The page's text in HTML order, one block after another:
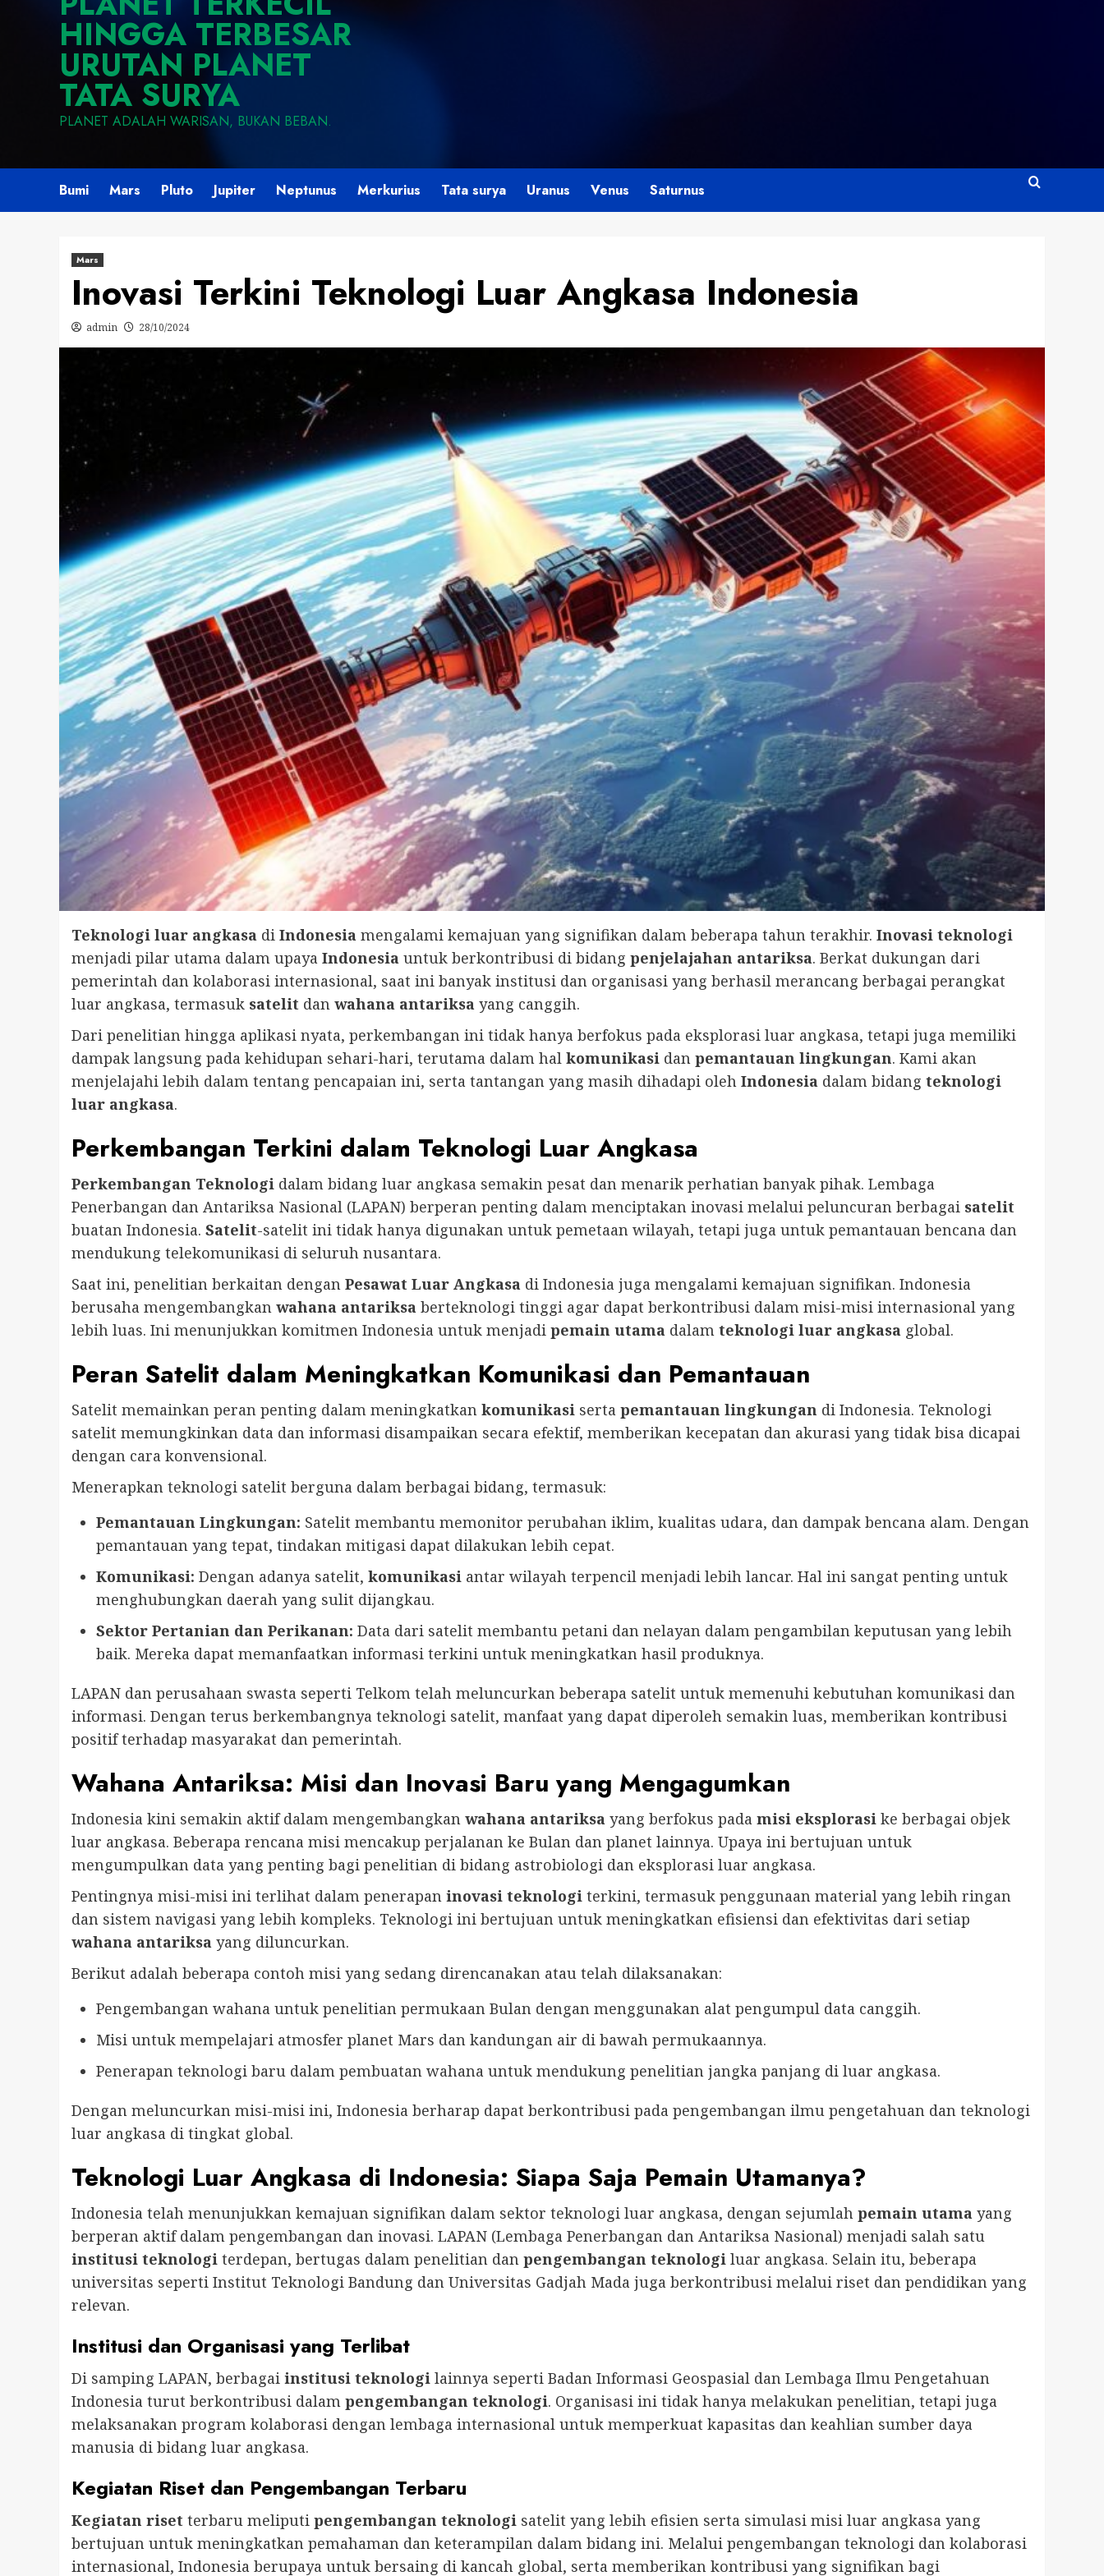
HINGGA TERBESAR
URUTAN PLANET
TATA SURYA
PLANET ADALAH WARISAN, BUKAN BEBAN.
Bumi Mars Pluto Jupiter Neptunus Merkurius Tata surya Uranus Venus Saturnus
Mars
Inovasi Terkini Teknologi Luar Angkasa Indonesia
admin 28/10/2024
Teknologi luar angkasa di Indonesia mengalami kemajuan yang signifikan dalam beberapa tahun terakhir. Inovasi teknologi
menjadi pilar utama dalam upaya Indonesia untuk berkontribusi di bidang penjelajahan antariksa. Berkat dukungan dari
pemerintah dan kolaborasi internasional, saat ini banyak institusi dan organisasi yang berhasil merancang berbagai perangkat
luar angkasa, termasuk satelit dan wahana antariksa yang canggih.
Dari penelitian hingga aplikasi nyata, perkembangan ini tidak hanya berfokus pada eksplorasi luar angkasa, tetapi juga memiliki
dampak langsung pada kehidupan sehari-hari, terutama dalam hal komunikasi dan pemantauan lingkungan. Kami akan
menjelajahi lebih dalam tentang pencapaian ini, serta tantangan yang masih dihadapi oleh Indonesia dalam bidang teknologi
luar angkasa.
Perkembangan Terkini dalam Teknologi Luar Angkasa
Perkembangan Teknologi dalam bidang luar angkasa semakin pesat dan menarik perhatian banyak pihak. Lembaga
Penerbangan dan Antariksa Nasional (LAPAN) berperan penting dalam menciptakan inovasi melalui peluncuran berbagai satelit
buatan Indonesia. Satelit-satelit ini tidak hanya digunakan untuk pemetaan wilayah, tetapi juga untuk pemantauan bencana dan
mendukung telekomunikasi di seluruh nusantara.
Saat ini, penelitian berkaitan dengan Pesawat Luar Angkasa di Indonesia juga mengalami kemajuan signifikan. Indonesia
berusaha mengembangkan wahana antariksa berteknologi tinggi agar dapat berkontribusi dalam misi-misi internasional yang
lebih luas. Ini menunjukkan komitmen Indonesia untuk menjadi pemain utama dalam teknologi luar angkasa global.
Peran Satelit dalam Meningkatkan Komunikasi dan Pemantauan
Satelit memainkan peran penting dalam meningkatkan komunikasi serta pemantauan lingkungan di Indonesia. Teknologi
satelit memungkinkan data dan informasi disampaikan secara efektif, memberikan kecepatan dan akurasi yang tidak bisa dicapai
dengan cara konvensional.
Menerapkan teknologi satelit berguna dalam berbagai bidang, termasuk:
Pemantauan Lingkungan: Satelit membantu memonitor perubahan iklim, kualitas udara, dan dampak bencana alam. Dengan
pemantauan yang tepat, tindakan mitigasi dapat dilakukan lebih cepat.
Komunikasi: Dengan adanya satelit, komunikasi antar wilayah terpencil menjadi lebih lancar. Hal ini sangat penting untuk
menghubungkan daerah yang sulit dijangkau.
Sektor Pertanian dan Perikanan: Data dari satelit membantu petani dan nelayan dalam pengambilan keputusan yang lebih
baik. Mereka dapat memanfaatkan informasi terkini untuk meningkatkan hasil produknya.
LAPAN dan perusahaan swasta seperti Telkom telah meluncurkan beberapa satelit untuk memenuhi kebutuhan komunikasi dan
informasi. Dengan terus berkembangnya teknologi satelit, manfaat yang dapat diperoleh semakin luas, memberikan kontribusi
positif terhadap masyarakat dan pemerintah.
Wahana Antariksa: Misi dan Inovasi Baru yang Mengagumkan
Indonesia kini semakin aktif dalam mengembangkan wahana antariksa yang berfokus pada misi eksplorasi ke berbagai objek
luar angkasa. Beberapa rencana misi mencakup perjalanan ke Bulan dan planet lainnya. Upaya ini bertujuan untuk
mengumpulkan data yang penting bagi penelitian di bidang astrobiologi dan eksplorasi luar angkasa.
Pentingnya misi-misi ini terlihat dalam penerapan inovasi teknologi terkini, termasuk penggunaan material yang lebih ringan
dan sistem navigasi yang lebih kompleks. Teknologi ini bertujuan untuk meningkatkan efisiensi dan efektivitas dari setiap
wahana antariksa yang diluncurkan.
Berikut adalah beberapa contoh misi yang sedang direncanakan atau telah dilaksanakan:
Pengembangan wahana untuk penelitian permukaan Bulan dengan menggunakan alat pengumpul data canggih.
Misi untuk mempelajari atmosfer planet Mars dan kandungan air di bawah permukaannya.
Penerapan teknologi baru dalam pembuatan wahana untuk mendukung penelitian jangka panjang di luar angkasa.
Dengan meluncurkan misi-misi ini, Indonesia berharap dapat berkontribusi pada pengembangan ilmu pengetahuan dan teknologi
luar angkasa di tingkat global.
Teknologi Luar Angkasa di Indonesia: Siapa Saja Pemain Utamanya?
Indonesia telah menunjukkan kemajuan signifikan dalam sektor teknologi luar angkasa, dengan sejumlah pemain utama yang
berperan aktif dalam pengembangan dan inovasi. LAPAN (Lembaga Penerbangan dan Antariksa Nasional) menjadi salah satu
institusi teknologi terdepan, bertugas dalam penelitian dan pengembangan teknologi luar angkasa. Selain itu, beberapa
universitas seperti Institut Teknologi Bandung dan Universitas Gadjah Mada juga berkontribusi melalui riset dan pendidikan yang
relevan.
Institusi dan Organisasi yang Terlibat
Di samping LAPAN, berbagai institusi teknologi lainnya seperti Badan Informasi Geospasial dan Lembaga Ilmu Pengetahuan
Indonesia turut berkontribusi dalam pengembangan teknologi. Organisasi ini tidak hanya melakukan penelitian, tetapi juga
melaksanakan program kolaborasi dengan lembaga internasional untuk memperkuat kapasitas dan keahlian sumber daya
manusia di bidang luar angkasa.
Kegiatan Riset dan Pengembangan Terbaru
Kegiatan riset terbaru meliputi pengembangan teknologi satelit yang lebih efisien serta simulasi misi luar angkasa yang
bertujuan untuk meningkatkan pemahaman dan keterampilan dalam bidang ini. Melalui pengembangan teknologi dan kolaborasi
internasional, Indonesia berupaya untuk bersaing di kancah global, serta memberikan kontribusi yang signifikan bagi